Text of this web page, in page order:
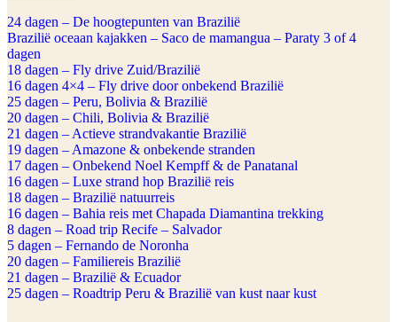
24 dagen – De hoogtepunten van Brazilië
Brazilië oceaan kajakken – Saco de mamangua – Paraty 3 of 4
dagen
18 dagen – Fly drive Zuid/Brazilië
16 dagen 4×4 – Fly drive door onbekend Brazilië
25 dagen – Peru, Bolivia & Brazilië
20 dagen – Chili, Bolivia & Brazilië
21 dagen – Actieve strandvakantie Brazilië
19 dagen – Amazone & onbekende stranden
17 dagen – Onbekend Noel Kempff & de Panatanal
16 dagen – Luxe strand hop Brazilië reis
18 dagen – Brazilië natuurreis
16 dagen – Bahia reis met Chapada Diamantina trekking
8 dagen – Road trip Recife – Salvador
5 dagen – Fernando de Noronha
20 dagen – Familiereis Brazilië
21 dagen – Brazilië & Ecuador
25 dagen – Roadtrip Peru & Brazilië van kust naar kust